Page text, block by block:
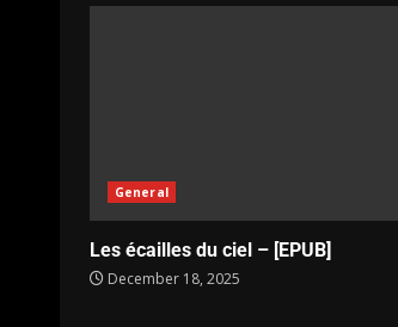
General
Les écailles du ciel – [EPUB]
December 18, 2025